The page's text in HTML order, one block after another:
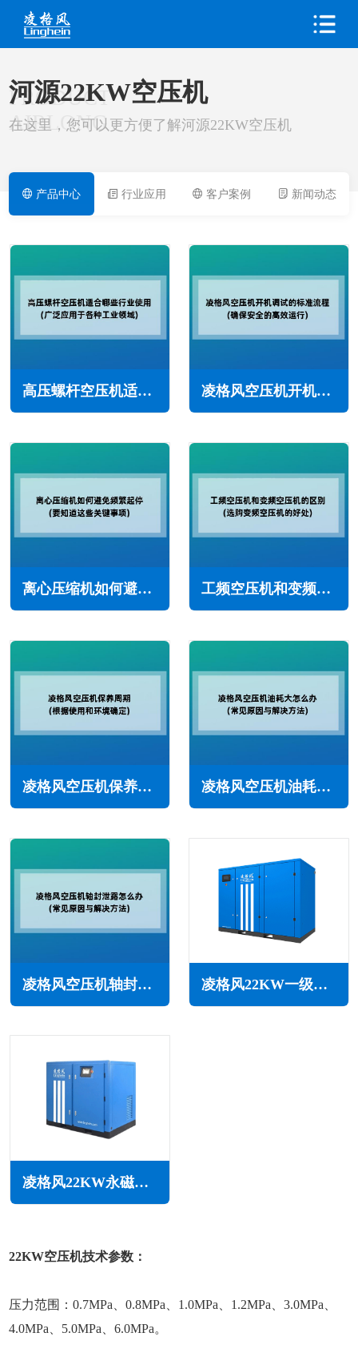
PRODUCT
AIRLONG
河源22KW空压机
在这里，您可以更方便了解河源22KW空压机
产品中心 行业应用 客户案例 新闻动态
高压螺杆空压机适合哪些行业使用(广泛应用于各种工业领域) 凌格风空压机开机调试的标准流程(确保安全的高效运行)
离心压缩机如何避免频繁起停(要知道这些关键事项) 工频空压机和变频空压机的区别(选购变频空压机的好处)
凌格风空压机保养周期(根据使用和环境确定) 凌格风空压机油耗大怎么办(常见原因与解决方法)
凌格风空压机轴封泄露怎么办(常见原因与解决方法) 凌格风22KW一级能效永磁变频空压机LCH系列
凌格风22KW永磁变频无油水润滑空压机LSW PM系列
22KW空压机技术参数：
压力范围：0.7MPa、0.8MPa、1.0MPa、1.2MPa、3.0MPa、
4.0MPa、5.0MPa、6.0MPa。